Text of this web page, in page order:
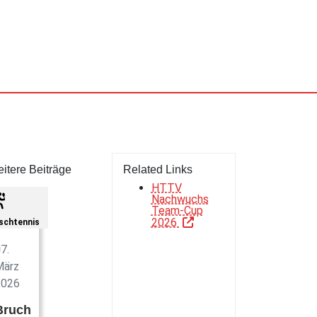
Beiträge Related Links
HTTV
Nachwuchs
Team-Cup
2026